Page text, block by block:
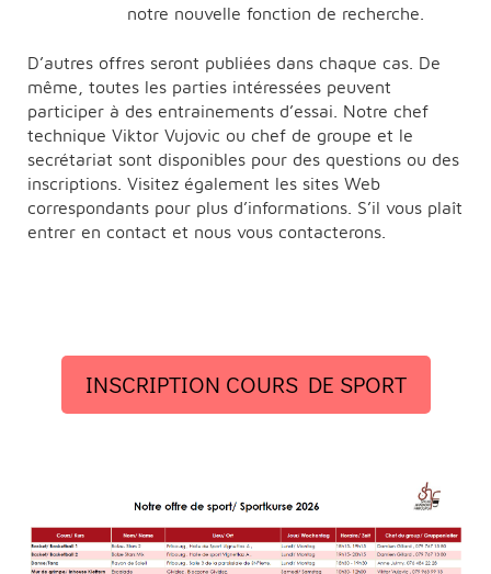
notre nouvelle fonction de recherche.
D’autres offres seront publiées dans chaque cas. De
même, toutes les parties intéressées peuvent
participer à des entrainements d’essai. Notre chef
technique Viktor Vujovic ou chef de groupe et le
secrétariat sont disponibles pour des questions ou des
inscriptions. Visitez également les sites Web
correspondants pour plus d’informations. S’il vous plaît
entrer en contact et nous vous contacterons.
INSCRIPTION COURS DE SPORT